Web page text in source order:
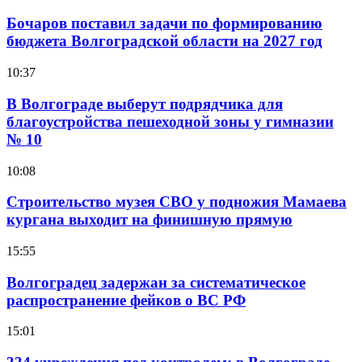
Бочаров поставил задачи по формированию
бюджета Волгоградской области на 2027 год
10:37
В Волгограде выберут подрядчика для
благоустройства пешеходной зоны у гимназии
№ 10
10:08
Строительство музея СВО у подножия Мамаева
кургана выходит на финишную прямую
15:55
Волгоградец задержан за систематическое
распространение фейков о ВС РФ
15:01